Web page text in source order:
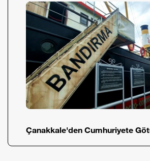
Çanakkale'den Cumhuriyete